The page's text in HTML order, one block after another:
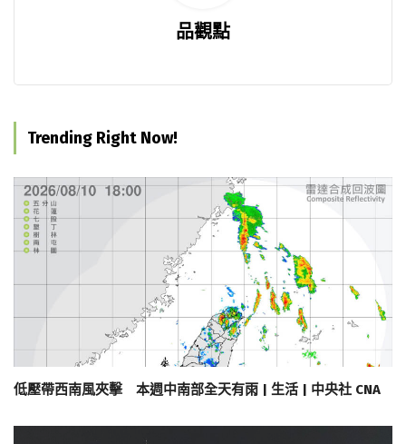
品觀點
Trending Right Now!
低壓帶西南風夾擊 本週中南部全天有雨 | 生活 | 中央社 CNA